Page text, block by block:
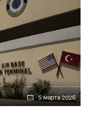
5 марта 2026